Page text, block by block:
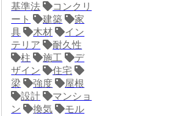
基準法
コンクリ
ート
建築
家
具
木材
イン
テリア
耐久性
柱
施工
デ
ザイン
住宅
梁
強度
屋根
設計
マンショ
ン
換気
モル